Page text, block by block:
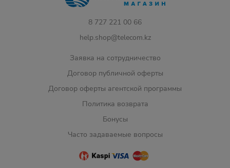
8 727 221 00 66
help.shop@telecom.kz
Заявка на сотрудничество
Договор публичной оферты
Договор оферты агентской программы
Политика возврата
Бонусы
Часто задаваемые вопросы